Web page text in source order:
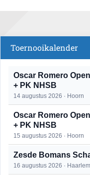
Toernooikalender
Oscar Romero
+ PK NHSB
14 augustus 2026 · Hoorn
Oscar Romero
+ PK NHSB
15 augustus 2026 · Hoorn
Zesde Bomans
16 augustus 2026 · Haarlem